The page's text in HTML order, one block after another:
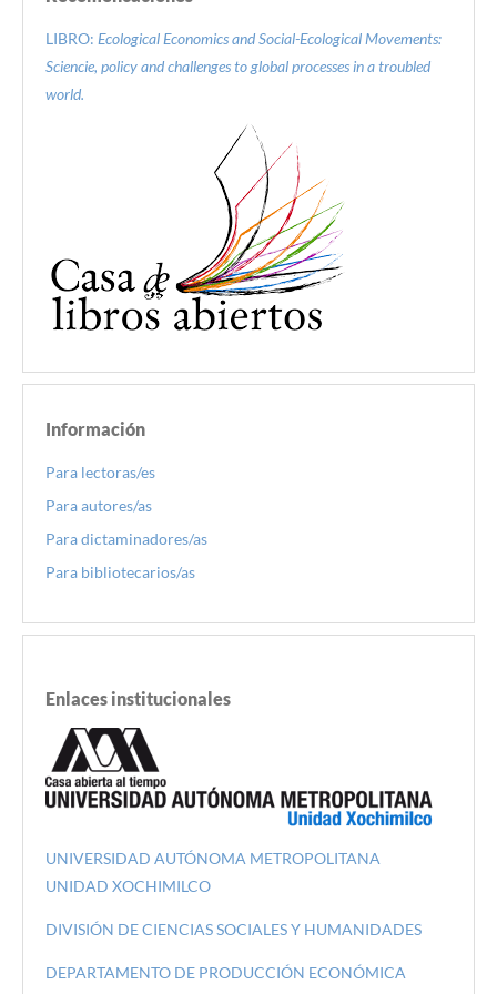
LIBRO: Ecological Economics and Social-Ecological Movements:
Sciencie, policy and challenges to global processes in a troubled
world.
Información
Para lectoras/es
Para autores/as
Para dictaminadores/as
Para bibliotecarios/as
Enlaces institucionales
UNIVERSIDAD AUTÓNOMA METROPOLITANA
UNIDAD XOCHIMILCO
DIVISIÓN DE CIENCIAS SOCIALES Y HUMANIDADES
DEPARTAMENTO DE PRODUCCIÓN ECONÓMICA